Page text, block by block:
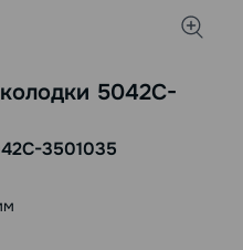
5042C-
3501035